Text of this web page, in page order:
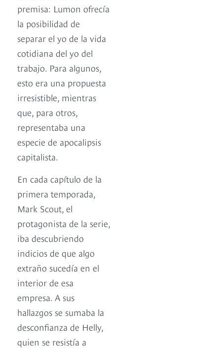
premisa: Lumon ofrecía
la posibilidad de
separar el yo de la vida
cotidiana del yo del
trabajo. Para algunos,
esto era una propuesta
irresistible, mientras
que, para otros,
representaba una
especie de apocalipsis
capitalista.
En cada capítulo de la
primera temporada,
Mark Scout, el
protagonista de la serie,
iba descubriendo
indicios de que algo
extraño sucedía en el
interior de esa
empresa. A sus
hallazgos se sumaba la
desconfianza de Helly,
quien se resistía a